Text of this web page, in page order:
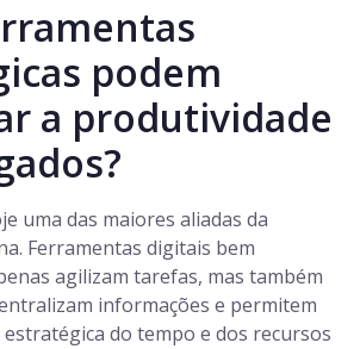
podem
a produtividade
uma das maiores aliadas da
Ferramentas digitais bem
agilizam tarefas, mas também
informações e permitem
do tempo e dos recursos